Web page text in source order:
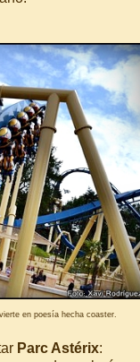
en poesía hecha coaster.
Parc Astérix: